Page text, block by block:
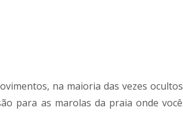
na maioria das vezes ocultos
para as marolas da praia onde você